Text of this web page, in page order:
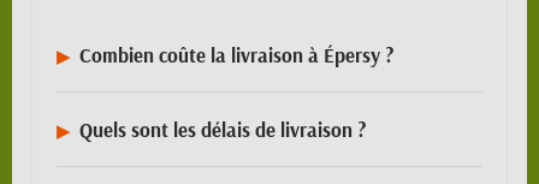
Combien coûte la livraison à Épersy ?
Quels sont les délais de livraison ?